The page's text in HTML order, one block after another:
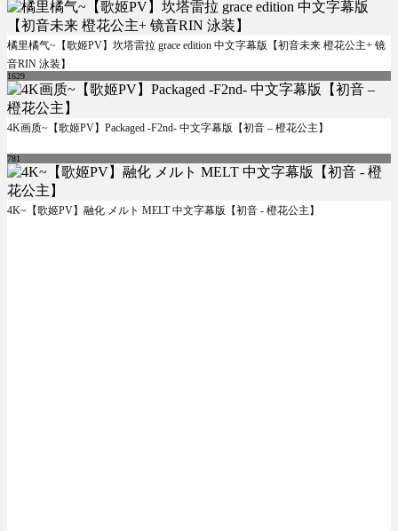
橘里橘气~【歌姬PV】坎塔雷拉 grace edition 中文字幕版【初音未来 橙花公主+ 镜
音RIN 泳装】
1629
4K画质~【歌姬PV】Packaged -F2nd- 中文字幕版【初音 – 橙花公主】
781
4K~【歌姬PV】融化 メルト MELT 中文字幕版【初音 - 橙花公主】